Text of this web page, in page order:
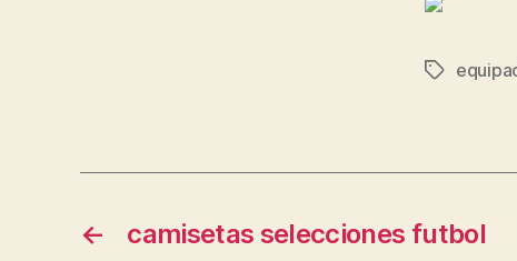
Etiquetas
← camisetas selecciones futbol